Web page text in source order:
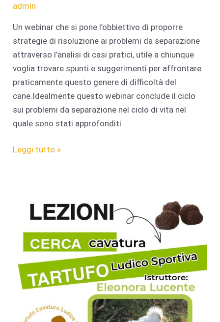
admin
Un webinar che si pone l’obbiettivo di proporre
strategie di risoluzione ai problemi da separazione
attraverso l’analisi di casi pratici, utile a chiunque
voglia trovare spunti e suggerimenti per affrontare
praticamente questo genere di difficoltà del
cane.Idealmente questo webinar conclude il ciclo
sui problemi da separazione nel ciclo di vita nel
quale sono stati approfonditi
WEBINAR
Leggi tutto »